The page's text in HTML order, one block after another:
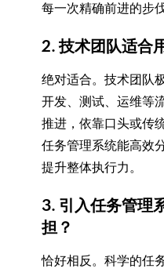
每一次精确前进的步
2. 技术团队适合
绝对适合。技术团队
开发、测试、运维等
推进，依靠口头或传
任务管理系统能高效
提升整体执行力。
3. 引入任务管理
担？
恰好相反。科学的任